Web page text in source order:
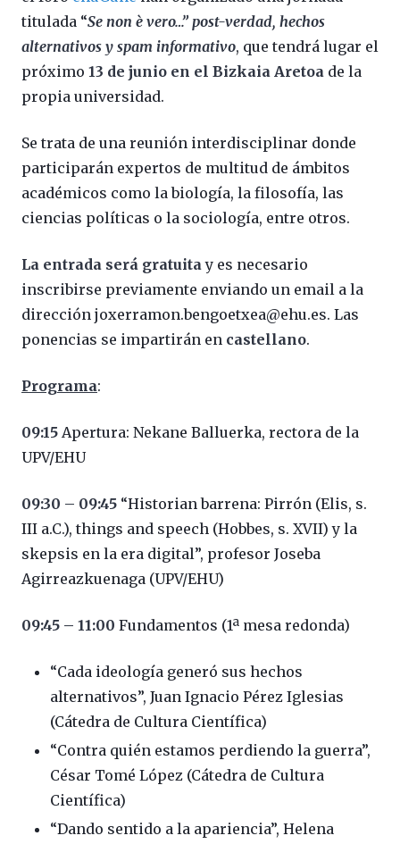
titulada “Se non è vero…” post-verdad, hechos
alternativos y spam informativo, que tendrá lugar el
próximo 13 de junio en el Bizkaia Aretoa de la
propia universidad.
Se trata de una reunión interdisciplinar donde
participarán expertos de multitud de ámbitos
académicos como la biología, la filosofía, las
ciencias políticas o la sociología, entre otros.
La entrada será gratuitay es necesario
inscribirse previamente enviando un email a la
dirección joxerramon.bengoetxea@ehu.es. Las
ponencias se impartirán en castellano.
Programa:
09:15 Apertura: Nekane Balluerka, rectora de la
UPV/EHU
09:30 – 09:45 “Historian barrena: Pirrón (Elis, s.
III a.C.), things and speech (Hobbes, s. XVII) y la
skepsis en la era digital”, profesor Joseba
Agirreazkuenaga (UPV/EHU)
09:45 – 11:00 Fundamentos (1ª mesa redonda)
“Cada ideología generó sus hechos
alternativos”, Juan Ignacio Pérez Iglesias
(Cátedra de Cultura Científica)
“Contra quién estamos perdiendo la guerra”,
César Tomé López (Cátedra de Cultura
Científica)
“Dando sentido a la apariencia”, Helena